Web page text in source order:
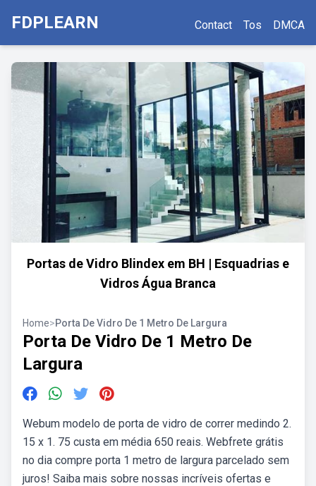
FDPLEARN Contact Tos DMCA
Portas de Vidro Blindex em BH | Esquadrias e
Vidros Água Branca
Home>Porta De Vidro De 1 Metro De Largura
Porta De Vidro De 1 Metro De
Largura
Webum modelo de porta de vidro de correr medindo 2.
15 x 1. 75 custa em média 650 reais. Webfrete grátis
no dia compre porta 1 metro de largura parcelado sem
juros! Saiba mais sobre nossas incríveis ofertas e